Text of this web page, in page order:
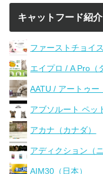
キャットフード紹介
ファーストチョイ
エイプロ / A Pro（
AATU / アートゥー
アブソルート ペッ
アカナ（カナダ）
アディクション（
AIM30（日本）